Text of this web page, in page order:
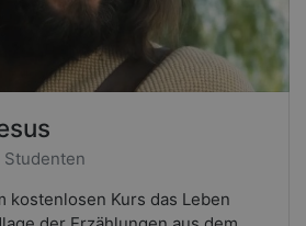
Studenten
kostenlosen Kurs das Leben